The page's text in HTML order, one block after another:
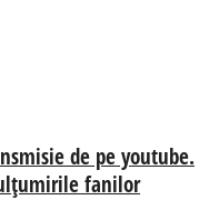
de pe youtube.
fanilor